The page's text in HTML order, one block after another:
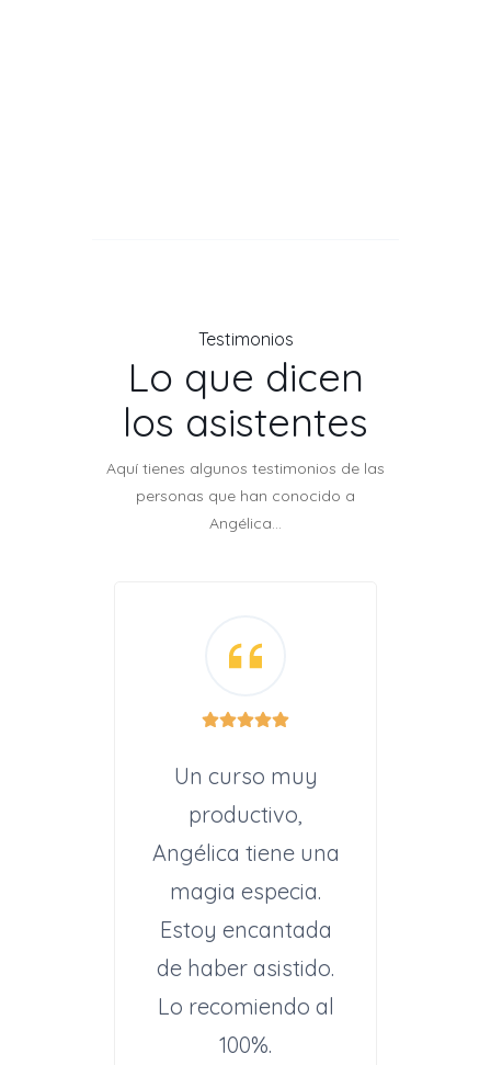
Testimonios
Lo que dicen
los asistentes
Aquí tienes algunos testimonios de las
personas que han conocido a
Angélica…
Un curso muy
productivo,
Angélica tiene una
magia especia.
Estoy encantada
de haber asistido.
Lo recomiendo al
100%.